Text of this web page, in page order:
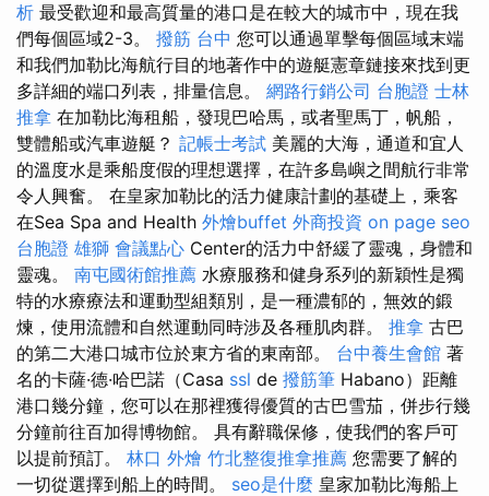
析 最受歡迎和最高質量的港口是在較大的城市中，現在我
們每個區域2-3。 撥筋 台中 您可以通過單擊每個區域末端
和我們加勒比海航行目的地著作中的遊艇憲章鏈接來找到更
多詳細的端口列表，排量信息。 網路行銷公司 台胞證 士林
推拿 在加勒比海租船，發現巴哈馬，或者聖馬丁，帆船，
雙體船或汽車遊艇？ 記帳士考試 美麗的大海，通道和宜人
的溫度水是乘船度假的理想選擇，在許多島嶼之間航行非常
令人興奮。 在皇家加勒比的活力健康計劃的基礎上，乘客
在Sea Spa and Health 外燴buffet 外商投資 on page seo
台胞證 雄獅 會議點心 Center的活力中舒緩了靈魂，身體和
靈魂。 南屯國術館推薦 水療服務和健身系列的新穎性是獨
特的水療療法和運動型組類別，是一種濃郁的，無效的鍛
煉，使用流體和自然運動同時涉及各種肌肉群。 推拿 古巴
的第二大港口城市位於東方省的東南部。 台中養生會館 著
名的卡薩·德·哈巴諾（Casa ssl de 撥筋筆 Habano）距離
港口幾分鐘，您可以在那裡獲得優質的古巴雪茄，併步行幾
分鐘前往百加得博物館。 具有辭職保修，使我們的客戶可
以提前預訂。 林口 外燴 竹北整復推拿推薦 您需要了解的
一切從選擇到船上的時間。 seo是什麼 皇家加勒比海船上